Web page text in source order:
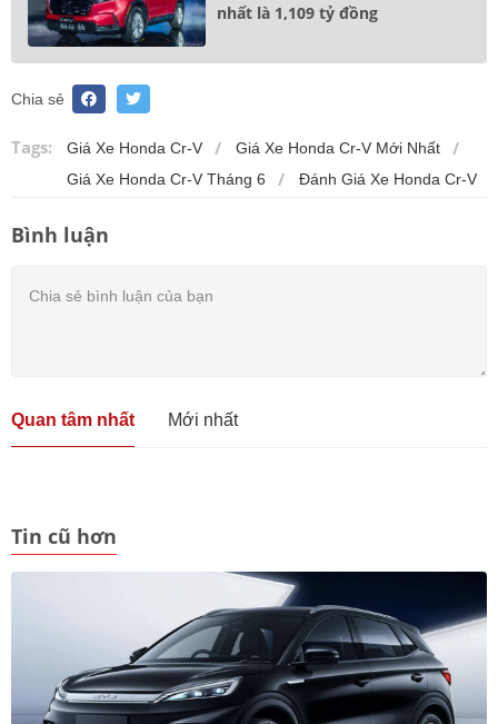
nhất là 1,109 tỷ đồng
Chia sẻ
Tags: Giá Xe Honda Cr-V
Giá Xe Honda Cr-V Mới Nhất
Giá Xe Honda Cr-V Tháng 6
Đánh Giá Xe Honda Cr-V
Bình luận
Quan tâm nhất Mới nhất
Tin cũ hơn